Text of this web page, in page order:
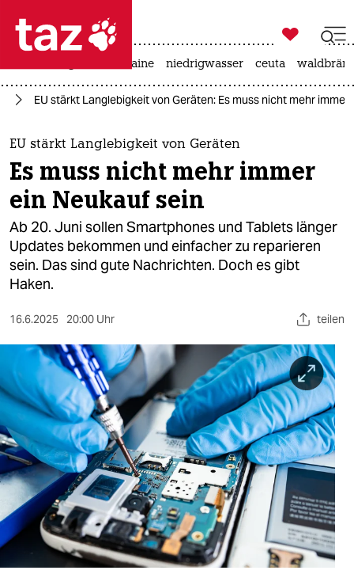
 taz zahl ich
taz zahl ich
themen
politik
öko
gesellschaft
kultur
sport
berlin
nord
wahrheit
verlag
verlag
veranstaltungen

taz zahl ich
krieg in der ukraine niedrigwasser ceuta
EU stärkt Langlebigkeit von Geräten: Es muss nicht mehr immer
EU stärkt Langlebigkeit von Geräten
Es muss nicht mehr immer
ein Neukauf sein
Ab 20. Juni sollen Smartphones und Tablets länger
Updates bekommen und einfacher zu reparieren
sein. Das sind gute Nachrichten. Doch es gibt
Haken.
16.6.2025 20:00 Uhr teilen